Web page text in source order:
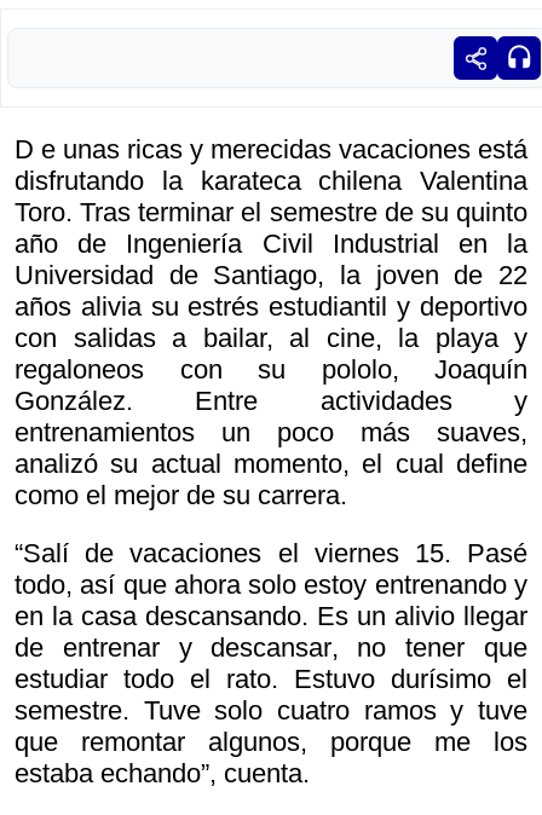
D e unas ricas y merecidas vacaciones está
disfrutando la karateca chilena Valentina
Toro. Tras terminar el semestre de su quinto
año de Ingeniería Civil Industrial en la
Universidad de Santiago, la joven de 22
años alivia su estrés estudiantil y deportivo
con salidas a bailar, al cine, la playa y
regaloneos con su pololo, Joaquín
González. Entre actividades y
entrenamientos un poco más suaves,
analizó su actual momento, el cual define
como el mejor de su carrera.
“Salí de vacaciones el viernes 15. Pasé
todo, así que ahora solo estoy entrenando y
en la casa descansando. Es un alivio llegar
de entrenar y descansar, no tener que
estudiar todo el rato. Estuvo durísimo el
semestre. Tuve solo cuatro ramos y tuve
que remontar algunos, porque me los
estaba echando”, cuenta.